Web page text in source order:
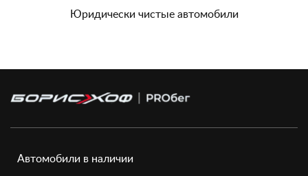
Юридически чистые автомобили
Автомобили в наличии